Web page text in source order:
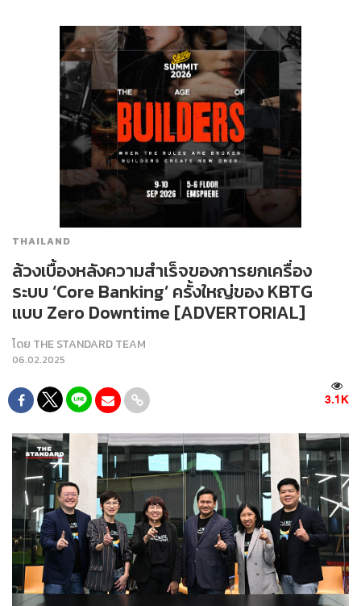
THAILAND
ล้วงเบื้องหลังความสำเร็จของการยกเครื่อง
ระบบ ‘Core Banking’ ครั้งใหญ่ของ KBTG
แบบ Zero Downtime [ADVERTORIAL]
โดย THE STANDARD TEAM
06.02.2025
3.1K